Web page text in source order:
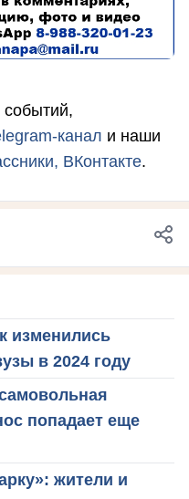
событий,
канал и наши
ВКонтакте.
изменились
в 2024 году
попадает еще
жители и